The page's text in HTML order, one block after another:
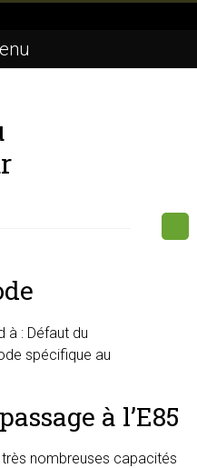
à : Défaut du
spécifique au
à l’E85
nombreuses capacités